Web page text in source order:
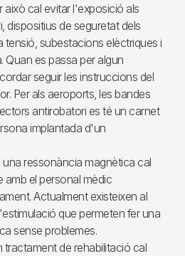
això cal evitar l'exposició als
dispositius de seguretat dels
tensió, subestacions elèctriques i
Quan es passa per algun
seguir les instruccions del
Per als aeroports, les bandes
antirobatori es té un carnet
implantada d'un
ressonància magnètica cal
el personal mèdic
Actualment existeixen al
que permeten fer una
sense problemes.
tractament de rehabilitació cal